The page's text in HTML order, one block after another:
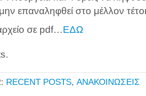
επαναληφθεί στο μέλλον
σε pdf…ΕΔΩ
RECENT POSTS, ΑΝΑΚΟΙΝΩΣΕΙΣ